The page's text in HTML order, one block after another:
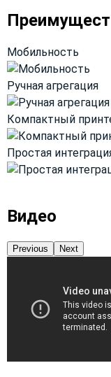
Мобильность
Ручная агрегация
Компактный
Простая
Видео
Previous Next